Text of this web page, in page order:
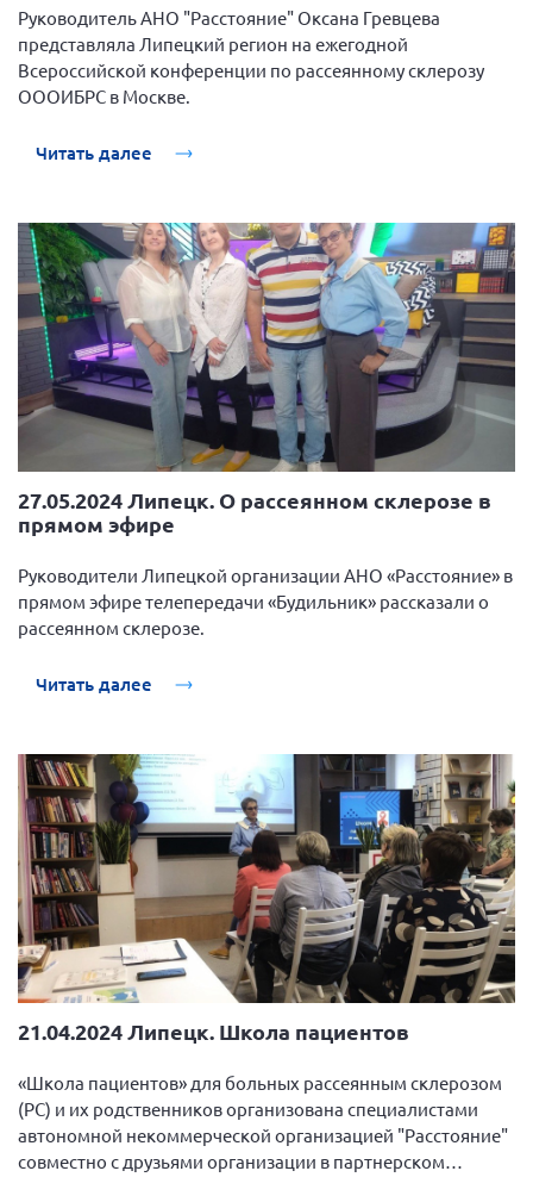
Руководитель АНО "Расстояние" Оксана Гревцева
представляла Липецкий регион на ежегодной
Всероссийской конференции по рассеянному склерозу
ОООИБРС в Москве.
Читать далее
27.05.2024 Липецк. О рассеянном склерозе в
прямом эфире
Руководители Липецкой организации АНО «Расстояние» в
прямом эфире телепередачи «Будильник» рассказали о
рассеянном склерозе.
Читать далее
21.04.2024 Липецк. Школа пациентов
«Школа пациентов» для больных рассеянным склерозом
(РС) и их родственников организована специалистами
автономной некоммерческой организацией "Расстояние"
совместно с друзьями организации в партнерском